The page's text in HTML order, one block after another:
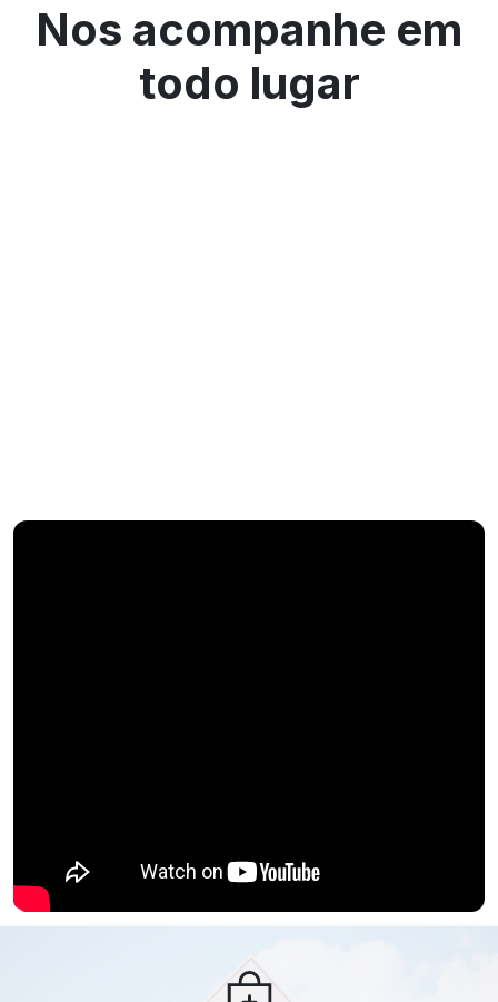
Nos acompanhe em
todo lugar